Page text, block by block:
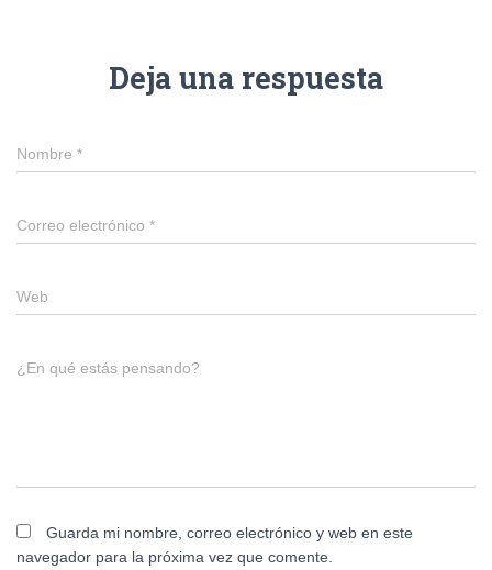
Deja una respuesta
Nombre *
Correo electrónico *
Web
¿En qué estás pensando?
Guarda mi nombre, correo electrónico y web en este
navegador para la próxima vez que comente.